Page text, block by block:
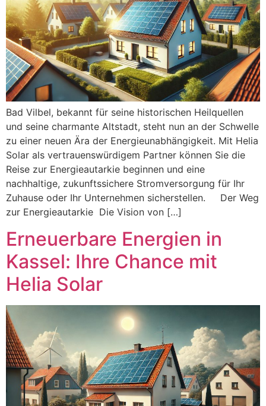
Bad Vilbel, bekannt für seine historischen Heilquellen
und seine charmante Altstadt, steht nun an der Schwelle
zu einer neuen Ära der Energieunabhängigkeit. Mit Helia
Solar als vertrauenswürdigem Partner können Sie die
Reise zur Energieautarkie beginnen und eine
nachhaltige, zukunftssichere Stromversorgung für Ihr
Zuhause oder Ihr Unternehmen sicherstellen. Der Weg
zur Energieautarkie Die Vision von […]
Erneuerbare Energien in
Kassel: Ihre Chance mit
Helia Solar